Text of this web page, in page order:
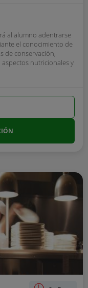
al alumno adentrarse
el conocimiento de
de conservación,
nutricionales y